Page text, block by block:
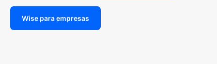
Wise para empresas